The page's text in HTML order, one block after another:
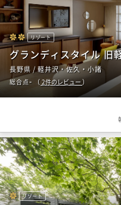
リゾート
グランディスタイル 旧
長野県 / 軽井沢・佐久・小諸
総合点- （ 2件のレビュー）
リゾート